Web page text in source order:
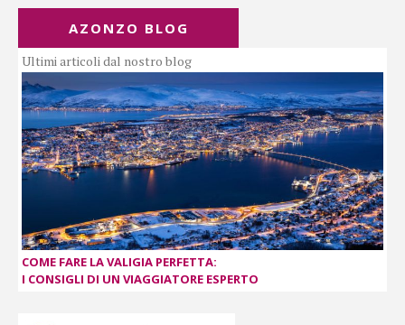
AZONZO BLOG
Ultimi articoli dal nostro blog
COME FARE LA VALIGIA PERFETTA:
I CONSIGLI DI UN VIAGGIATORE ESPERTO